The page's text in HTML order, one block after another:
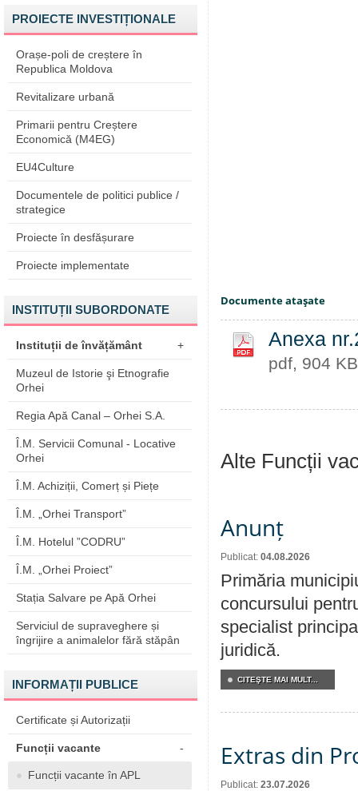
PROIECTE INVESTIȚIONALE
Orașe-poli de creștere în
Republica Moldova
Revitalizare urbană
Primarii pentru Creștere
Economică (M4EG)
EU4Culture
Documentele de politici publice /
strategice
Proiecte în desfășurare
Proiecte implementate
INSTITUȚII SUBORDONATE
Instituții de învățământ +
Muzeul de Istorie şi Etnografie
Orhei
Regia Apă Canal – Orhei S.A.
Î.M. Servicii Comunal - Locative
Orhei
Î.M. Achiziții, Comerț și Piețe
Î.M. „Orhei Transport”
Î.M. Hotelul ”CODRU”
Î.M. „Orhei Proiect”
Stația Salvare pe Apă Orhei
Serviciul de supraveghere și
îngrijire a animalelor fără stăpân
INFORMAȚII PUBLICE
Certificate și Autorizații
Funcții vacante -
Funcții vacante în APL
Documente ataşate
Anexa
pdf, 904 KB
Alte Funcții
Anunț
Publicat: 04.08.2026
Primăria
concursului
specialist
juridică.
CITEŞTE MAI MULT...
Extras din
Publicat: 23.07.2026